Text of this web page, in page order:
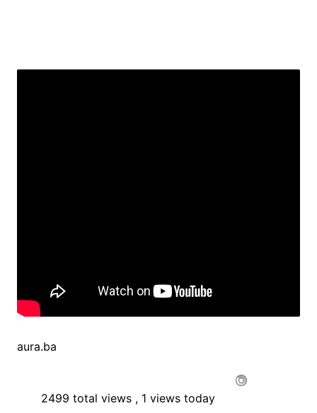
aura.ba
2499 total views , 1 views today